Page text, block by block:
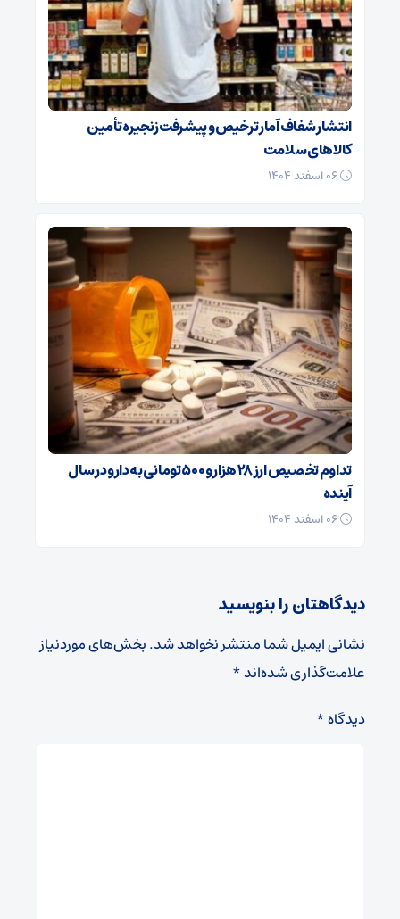
انتشار شفاف آمار ترخیص و پیشرفت زنجیره تأمین
کالاهای سلامت
تداوم تخصیص ارز ۲۸ هزار و ۵۰۰ تومانی به دارو در سال
آینده
دیدگاهتان را بنویسید
نشانی ایمیل شما منتشر نخواهد شد.بخش‌های موردنیاز
علامت‌گذاری شده‌اند*
دیدگاه*